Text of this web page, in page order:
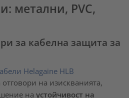
метални, PVC,
за кабелна защита за
на изискванията,
наустойчивост на